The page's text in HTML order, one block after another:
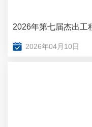
2026年第七届杰出工
2026年04月10日